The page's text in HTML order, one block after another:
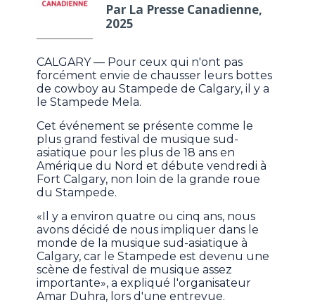
Par La Presse Canadienne,
2025
CALGARY — Pour ceux qui n'ont pas
forcément envie de chausser leurs bottes
de cowboy au Stampede de Calgary, il y a
le Stampede Mela.
Cet événement se présente comme le
plus grand festival de musique sud-
asiatique pour les plus de 18 ans en
Amérique du Nord et débute vendredi à
Fort Calgary, non loin de la grande roue
du Stampede.
«Il y a environ quatre ou cinq ans, nous
avons décidé de nous impliquer dans le
monde de la musique sud-asiatique à
Calgary, car le Stampede est devenu une
scène de festival de musique assez
importante», a expliqué l'organisateur
Amar Duhra, lors d'une entrevue.